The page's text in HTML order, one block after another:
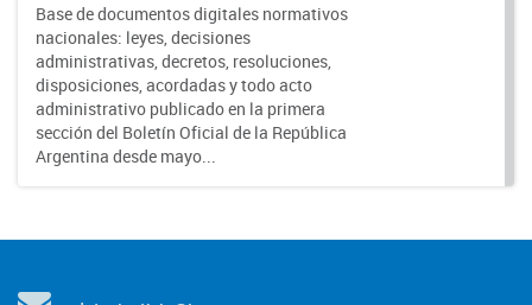
Base de documentos digitales normativos
nacionales: leyes, decisiones
administrativas, decretos, resoluciones,
disposiciones, acordadas y todo acto
administrativo publicado en la primera
sección del Boletín Oficial de la República
Argentina desde mayo...